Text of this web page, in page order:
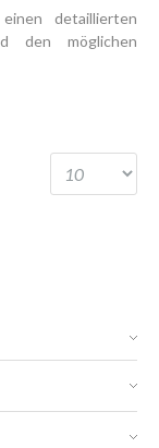
detaillierten
den möglichen